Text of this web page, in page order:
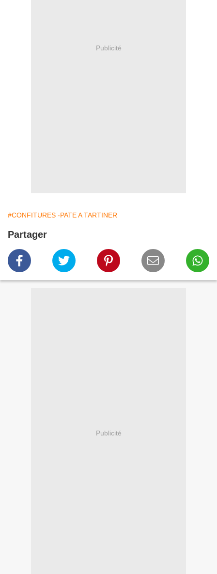
Publicité
#CONFITURES -PATE A TARTINER
Partager
Publicité